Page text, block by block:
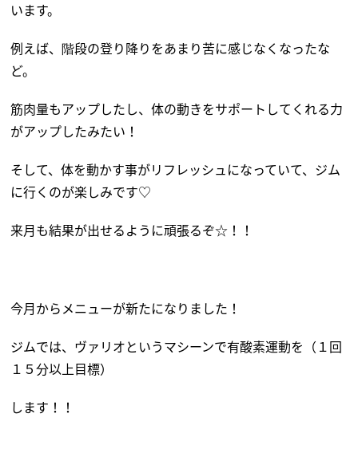
います。
例えば、階段の登り降りをあまり苦に感じなくなったな
ど。
筋肉量もアップしたし、体の動きをサポートしてくれる力
がアップしたみたい！
そして、体を動かす事がリフレッシュになっていて、ジム
に行くのが楽しみです♡
来月も結果が出せるように頑張るぞ☆！！
今月からメニューが新たになりました！
ジムでは、ヴァリオというマシーンで有酸素運動を（１回
１５分以上目標）
します！！